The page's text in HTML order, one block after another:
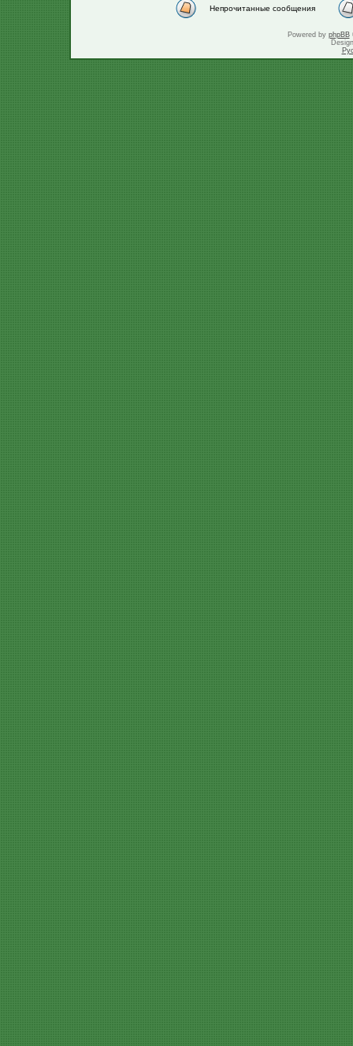
Непрочитанные сообщения
Powered by phpBB